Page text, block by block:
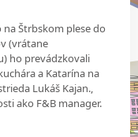
Štrbskom plese do
(vrátane
ho prevádzkovali
a Katarína na
Lukáš Kajan.,
ako F&B manager.